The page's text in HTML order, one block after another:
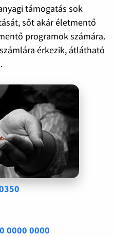
támogatás sok
sőt akár életmentő
programok számára.
érkezik, átlátható
0000 0000